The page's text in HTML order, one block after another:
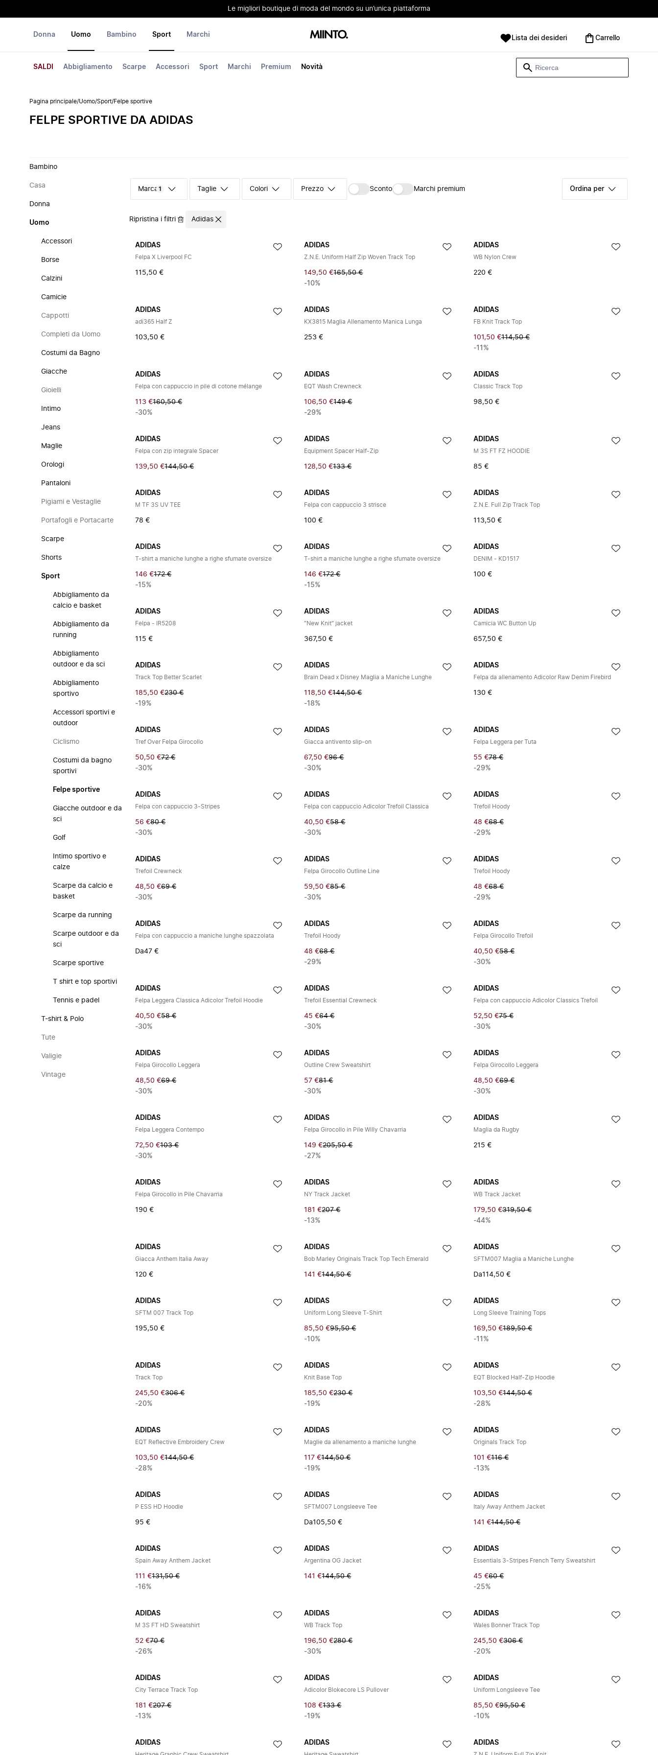
Le migliori boutique di moda del mondo su un’unica piattaforma
Donna Uomo
SALDI Abbigliamento Scarpe Accessori Sport Marchi Premium Novità
Bambino Sport Marchi Lista dei desideri Carrello
Pagina principale/Uomo/Sport/Felpe sportive
FELPE SPORTIVE DA ADIDAS
Bambino
Casa
Donna
Uomo
Accessori
Borse
Calzini
Camicie
Cappotti
Completi da Uomo
Costumi da Bagno
Giacche
Gioielli
Intimo
Jeans
Maglie
Orologi
Pantaloni
Pigiami e Vestaglie
Portafogli e Portacarte
Scarpe
Shorts
Sport
Abbigliamento da
calcio e basket
Abbigliamento da
running
Abbigliamento
outdoor e da sci
Abbigliamento
sportivo
Accessori sportivi e
outdoor
Ciclismo
Costumi da bagno
sportivi
Felpe sportive
Giacche outdoor e da
sci
Golf
Intimo sportivo e
calze
Scarpe da calcio e
basket
Scarpe da running
Scarpe outdoor e da
sci
Scarpe sportive
T shirt e top sportivi
Tennis e padel
T-shirt & Polo
Tute
Valigie
Vintage
Marca 1 Taglie Colori Prezzo Sconto Marchi premium Ordina per
Ripristina i filtri Adidas
ADIDAS
Felpa X Liverpool FC
115,50 €
ADIDAS
Z.N.E. Uniform Half Zip Woven Track Top
149,50 €165,50 €
-10%
ADIDAS
WB Nylon Crew
220 €
ADIDAS
adi365 Half Z
103,50 €
ADIDAS
KX3815 Maglia Allenamento Manica Lunga
253 €
ADIDAS
FB Knit Track Top
101,50 €114,50 €
-11%
ADIDAS
Felpa con cappuccio in pile di cotone mélange
113 €160,50 €
-30%
ADIDAS
EQT Wash Crewneck
106,50 €149 €
-29%
ADIDAS
Classic Track Top
98,50 €
ADIDAS
Felpa con zip integrale Spacer
139,50 €144,50 €
ADIDAS
Equipment Spacer Half-Zip
128,50 €133 €
ADIDAS
M 3S FT FZ HOODIE
85 €
ADIDAS
M TF 3S UV TEE
78 €
ADIDAS
Felpa con cappuccio 3 strisce
100 €
ADIDAS
Z.N.E. Full Zip Track Top
113,50 €
ADIDAS
T-shirt a maniche lunghe a righe sfumate oversize
146 €172 €
-15%
ADIDAS
T-shirt a maniche lunghe a righe sfumate oversize
146 €172 €
-15%
ADIDAS
DENIM - KD1517
100 €
ADIDAS
Felpa - IR5208
115 €
ADIDAS
"New Knit" jacket
367,50 €
ADIDAS
Camicia WC Button Up
657,50 €
ADIDAS
Track Top Better Scarlet
185,50 €230 €
-19%
ADIDAS
Brain Dead x Disney Maglia a Maniche Lunghe
118,50 €144,50 €
-18%
ADIDAS
Felpa da allenamento Adicolor Raw Denim Firebird
130 €
ADIDAS
Tref Over Felpa Girocollo
50,50 €72 €
-30%
ADIDAS
Giacca antivento slip-on
67,50 €96 €
-30%
ADIDAS
Felpa Leggera per Tuta
55 €78 €
-29%
ADIDAS
Felpa con cappuccio 3-Stripes
56 €80 €
-30%
ADIDAS
Felpa con cappuccio Adicolor Trefoil Classica
40,50 €58 €
-30%
ADIDAS
Trefoil Hoody
48 €68 €
-29%
ADIDAS
Trefoil Crewneck
48,50 €69 €
-30%
ADIDAS
Felpa Girocollo Outline Line
59,50 €85 €
-30%
ADIDAS
Trefoil Hoody
48 €68 €
-29%
ADIDAS
Felpa con cappuccio a maniche lunghe spazzolata
Da47 €
ADIDAS
Trefoil Hoody
48 €68 €
-29%
ADIDAS
Felpa Girocollo Trefoil
40,50 €58 €
-30%
ADIDAS
Felpa Leggera Classica Adicolor Trefoil Hoodie
40,50 €58 €
-30%
ADIDAS
Trefoil Essential Crewneck
45 €64 €
-30%
ADIDAS
Felpa con cappuccio Adicolor Classics Trefoil
52,50 €75 €
-30%
ADIDAS
Felpa Girocollo Leggera
48,50 €69 €
-30%
ADIDAS
Outline Crew Sweatshirt
57 €81 €
-30%
ADIDAS
Felpa Girocollo Leggera
48,50 €69 €
-30%
ADIDAS
Felpa Leggera Contempo
72,50 €103 €
-30%
ADIDAS
Felpa Girocollo in Pile Willy Chavarria
149 €205,50 €
-27%
ADIDAS
Maglia da Rugby
215 €
ADIDAS
Felpa Girocollo in Pile Chavarria
190 €
ADIDAS
NY Track Jacket
181 €207 €
-13%
ADIDAS
WB Track Jacket
179,50 €319,50 €
-44%
ADIDAS
Giacca Anthem Italia Away
120 €
ADIDAS
Bob Marley Originals Track Top Tech Emerald
141 €144,50 €
ADIDAS
SFTM007 Maglia a Maniche Lunghe
Da114,50 €
ADIDAS
SFTM 007 Track Top
195,50 €
ADIDAS
Uniform Long Sleeve T-Shirt
85,50 €95,50 €
-10%
ADIDAS
Long Sleeve Training Tops
169,50 €189,50 €
-11%
ADIDAS
Track Top
245,50 €306 €
-20%
ADIDAS
Knit Base Top
185,50 €230 €
-19%
ADIDAS
EQT Blocked Half-Zip Hoodie
103,50 €144,50 €
-28%
ADIDAS
EQT Reflective Embroidery Crew
103,50 €144,50 €
-28%
ADIDAS
Maglie da allenamento a maniche lunghe
117 €144,50 €
-19%
ADIDAS
Originals Track Top
101 €116 €
-13%
ADIDAS
P ESS HD Hoodie
95 €
ADIDAS
SFTM007 Longsleeve Tee
Da105,50 €
ADIDAS
Italy Away Anthem Jacket
141 €144,50 €
ADIDAS
Spain Away Anthem Jacket
111 €131,50 €
-16%
ADIDAS
Argentina OG Jacket
141 €144,50 €
ADIDAS
Essentials 3-Stripes French Terry Sweatshirt
45 €60 €
-25%
ADIDAS
M 3S FT HD Sweatshirt
52 €70 €
-26%
ADIDAS
WB Track Top
196,50 €280 €
-30%
ADIDAS
Wales Bonner Track Top
245,50 €306 €
-20%
ADIDAS
City Terrace Track Top
181 €207 €
-13%
ADIDAS
Adicolor Blokecore LS Pullover
108 €133 €
-19%
ADIDAS
Uniform Longsleeve Tee
85,50 €95,50 €
-10%
ADIDAS ADIDAS ADIDAS